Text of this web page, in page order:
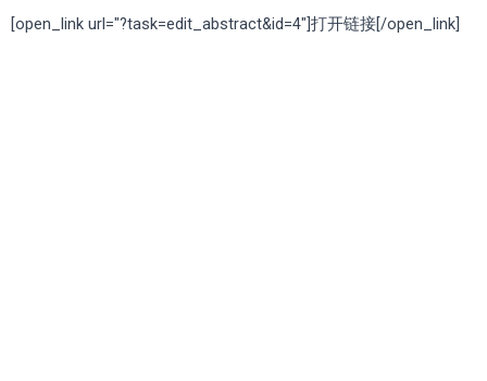
[open_link url="?task=edit_abstract&id=4"]打开链接[/open_link]